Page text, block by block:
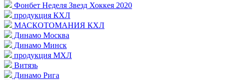
Фонбет Неделя Звезд Хоккея 2020
продукция КХЛ
МАСКОТОМАНИЯ КХЛ
Динамо Москва
Динамо Минск
продукция МХЛ
Витязь
Динамо Рига